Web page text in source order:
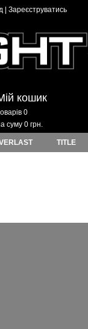
Зареєструватись
кошик
0
суму 0 грн.
TITLE